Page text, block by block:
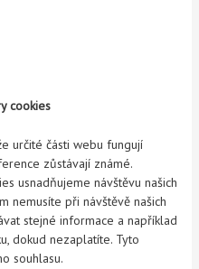
cookies
určité části webu fungují
zůstávají známé.
usnadňujeme návštěvu našich
nemusíte při návštěvě našich
stejné informace a například
dokud nezaplatíte. Tyto
souhlasu.